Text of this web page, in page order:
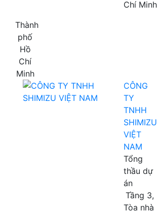
Chí Minh
Thành
phố
Hồ
Chí
Minh
CÔNG
TY
TNHH
SHIMIZU
VIỆT
NAM
Tổng
thầu dự
án
Tầng 3,
Tòa nhà